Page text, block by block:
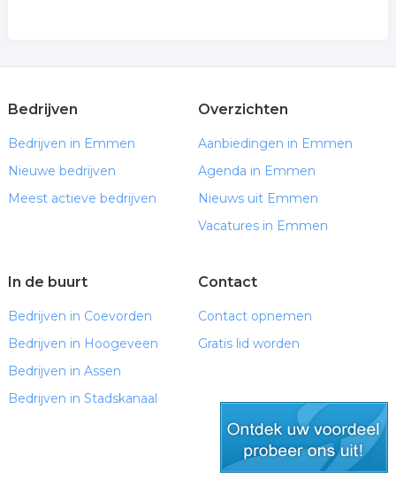
Bedrijven
Bedrijven in Emmen
Nieuwe bedrijven
Meest actieve bedrijven
Overzichten
Aanbiedingen in Emmen
Agenda in Emmen
Nieuws uit Emmen
Vacatures in Emmen
In de buurt
Bedrijven in Coevorden
Bedrijven in Hoogeveen
Bedrijven in Assen
Bedrijven in Stadskanaal
Contact
Contact opnemen
Gratis lid worden